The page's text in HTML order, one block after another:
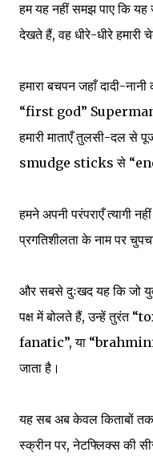
हम यह नहीं समझ पाए कि यह
देखते हैं, वह धीरे-धीरे
हमारा बचपन जहाँ दादी-
“first god”
हमारी माताएँ तुलसी-दल से
smudge sticks से
हमने अपनी परंपराएँ त्यागी
प्रगतिशीलता के नाम पर
और सबसे दुःखद यह कि जो
पक्ष में बोलते हैं, उन्हें
fanatic”, या
जाता है।
यह सब अब केवल किताबों
स्क्रीन पर, नेटफ्लिक्स की